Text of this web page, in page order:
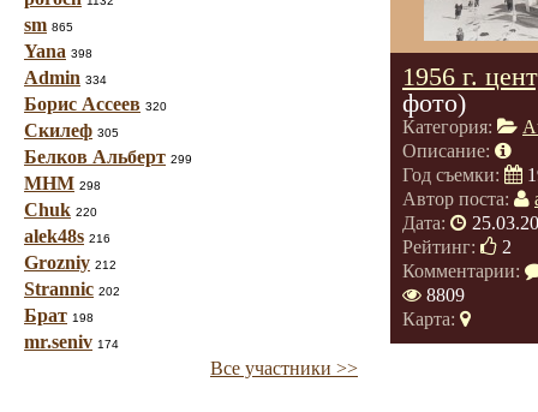
sm 865
Yana 398
Admin 334
Борис Ассеев 320
Скилеф 305
Белков Альберт 299
МНМ 298
Chuk 220
alek48s 216
Grozniy 212
Strannic 202
Брат 198
mr.seniv 174
Все участники >>
1956 г.
фото)
Категория:
Описание:
Год съемки:
Автор поста:
Дата:
Рейтинг:
2
Комментарии:
8809
Карта: